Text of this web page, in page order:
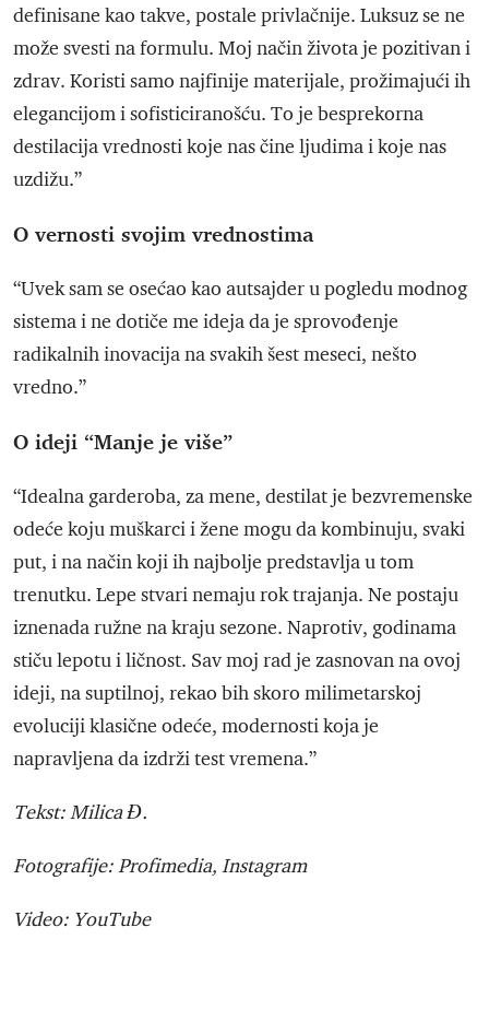
definisane kao takve, postale privlačnije. Luksuz se ne
može svesti na formulu. Moj način života je pozitivan i
zdrav. Koristi samo najfinije materijale, prožimajući ih
elegancijom i sofisticiranošću. To je besprekorna
destilacija vrednosti koje nas čine ljudima i koje nas
uzdižu.”
O vernosti svojim vrednostima
“Uvek sam se osećao kao autsajder u pogledu modnog
sistema i ne dotiče me ideja da je sprovođenje
radikalnih inovacija na svakih šest meseci, nešto
vredno.”
O ideji “Manje je više”
“Idealna garderoba, za mene, destilat je bezvremenske
odeće koju muškarci i žene mogu da kombinuju, svaki
put, i na način koji ih najbolje predstavlja u tom
trenutku. Lepe stvari nemaju rok trajanja. Ne postaju
iznenada ružne na kraju sezone. Naprotiv, godinama
stiču lepotu i ličnost. Sav moj rad je zasnovan na ovoj
ideji, na suptilnoj, rekao bih skoro milimetarskoj
evoluciji klasične odeće, modernosti koja je
napravljena da izdrži test vremena.”
Tekst: Milica Đ.
Fotografije: Profimedia, Instagram
Video: YouTube